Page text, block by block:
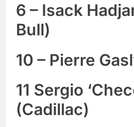
6 – Isack
Bull)
10 – Pierre
11 Sergio
(Cadillac)